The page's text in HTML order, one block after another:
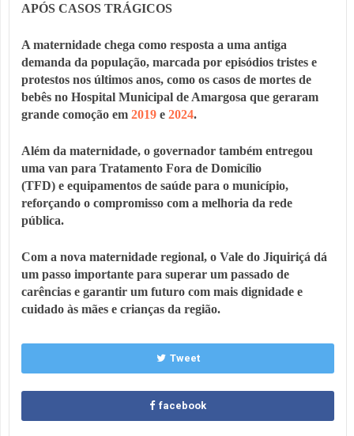
APÓS CASOS TRÁGICOS
A maternidade chega como resposta a uma antiga
demanda da população, marcada por episódios tristes e
protestos nos últimos anos, como os casos de mortes de
bebês no Hospital Municipal de Amargosa que geraram
grande comoção em 2019 e 2024.
Além da maternidade, o governador também entregou
uma van para Tratamento Fora de Domicílio
(TFD) e equipamentos de saúde para o município,
reforçando o compromisso com a melhoria da rede
pública.
Com a nova maternidade regional, o Vale do Jiquiriçá dá
um passo importante para superar um passado de
carências e garantir um futuro com mais dignidade e
cuidado às mães e crianças da região.
Tweet
facebook